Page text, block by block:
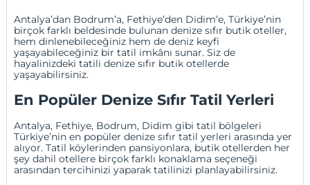
Antalya’dan Bodrum’a, Fethiye’den Didim’e, Türkiye’nin
birçok farklı beldesinde bulunan denize sıfır butik oteller,
hem dinlenebileceğiniz hem de deniz keyfi
yaşayabileceğiniz bir tatil imkânı sunar. Siz de
hayalinizdeki tatili denize sıfır butik otellerde
yaşayabilirsiniz.
En Popüler Denize Sıfır Tatil Yerleri
Antalya, Fethiye, Bodrum, Didim gibi tatil bölgeleri
Türkiye’nin en popüler denize sıfır tatil yerleri arasında yer
alıyor. Tatil köylerinden pansiyonlara, butik otellerden her
şey dahil otellere birçok farklı konaklama seçeneği
arasından tercihinizi yaparak tatilinizi planlayabilirsiniz.